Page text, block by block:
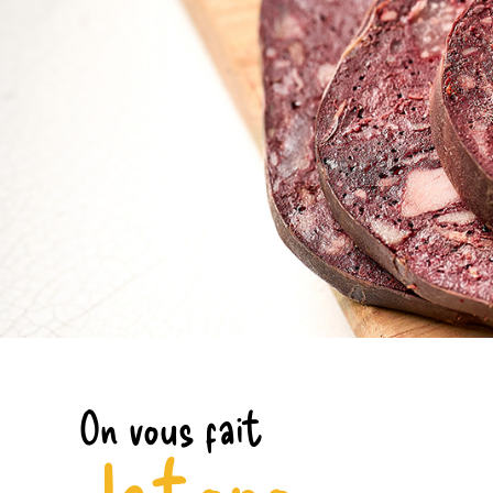
On vous fait